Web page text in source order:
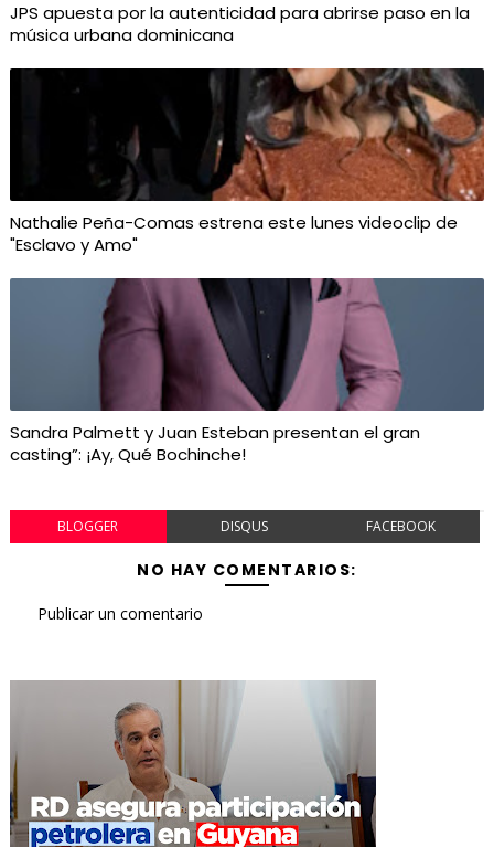
JPS apuesta por la autenticidad para abrirse paso en la
música urbana dominicana
Nathalie Peña-Comas estrena este lunes videoclip de
"Esclavo y Amo"
Sandra Palmett y Juan Esteban presentan el gran
casting”: ¡Ay, Qué Bochinche!
BLOGGER DISQUS FACEBOOK
NO HAY COMENTARIOS:
Publicar un comentario